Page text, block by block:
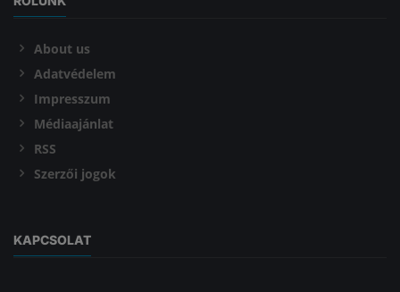
About us
Adatvédelem
Impresszum
Médiaajánlat
RSS
Szerzői jogok
KAPCSOLAT